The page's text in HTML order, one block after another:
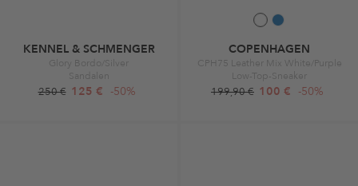
KENNEL & SCHMENGER
Glory Bordo/Silver
Sandalen
250 € 125 € -50%
COPENHAGEN
CPH75 Leather Mix White/Purple
Low-Top-Sneaker
199,90 € 100 € -50%